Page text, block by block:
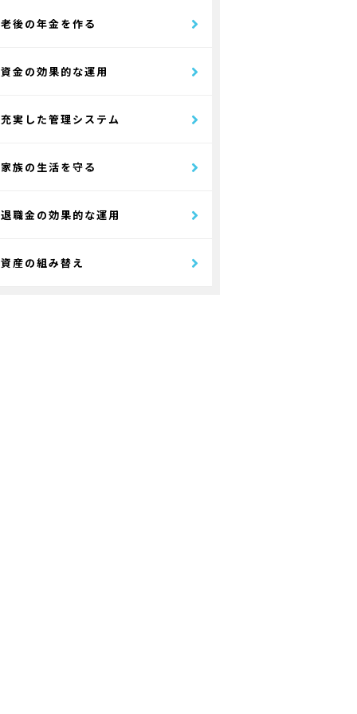
老後の年金を作る
資金の効果的な運用
充実した管理システム
家族の生活を守る
退職金の効果的な運用
資産の組み替え